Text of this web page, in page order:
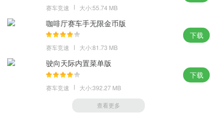
赛车竞速 大小:55.74 MB
咖啡厅赛车手无限金币版
赛车竞速 大小:81.73 MB
下载
驶向天际内置菜单版
赛车竞速 大小:392.27 MB
下载
查看更多